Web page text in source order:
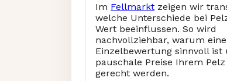
Im Fellmarkt zeigen wir
welche Unterschiede bei
Wert beeinflussen. So wird
nachvollziehbar, warum
Einzelbewertung sinnvoll ist
pauschale Preise Ihrem
gerecht werden.